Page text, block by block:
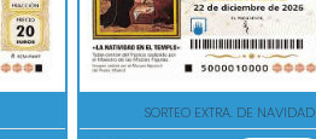
SORTEO EXTRA. DE NAVIDAD